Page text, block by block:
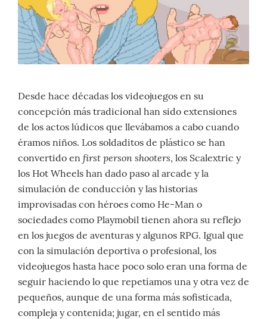
Desde hace décadas los videojuegos en su
concepción más tradicional han sido extensiones
de los actos lúdicos que llevábamos a cabo cuando
éramos niños. Los soldaditos de plástico se han
convertido en first person shooters, los Scalextric y
los Hot Wheels han dado paso al arcade y la
simulación de conducción y las historias
improvisadas con héroes como He-Man o
sociedades como Playmobil tienen ahora su reflejo
en los juegos de aventuras y algunos RPG. Igual que
con la simulación deportiva o profesional, los
videojuegos hasta hace poco solo eran una forma de
seguir haciendo lo que repetíamos una y otra vez de
pequeños, aunque de una forma más sofisticada,
compleja y contenida; jugar, en el sentido más